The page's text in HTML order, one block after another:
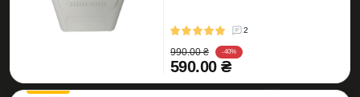
2
990.00 ₴ -40%
590.00 ₴